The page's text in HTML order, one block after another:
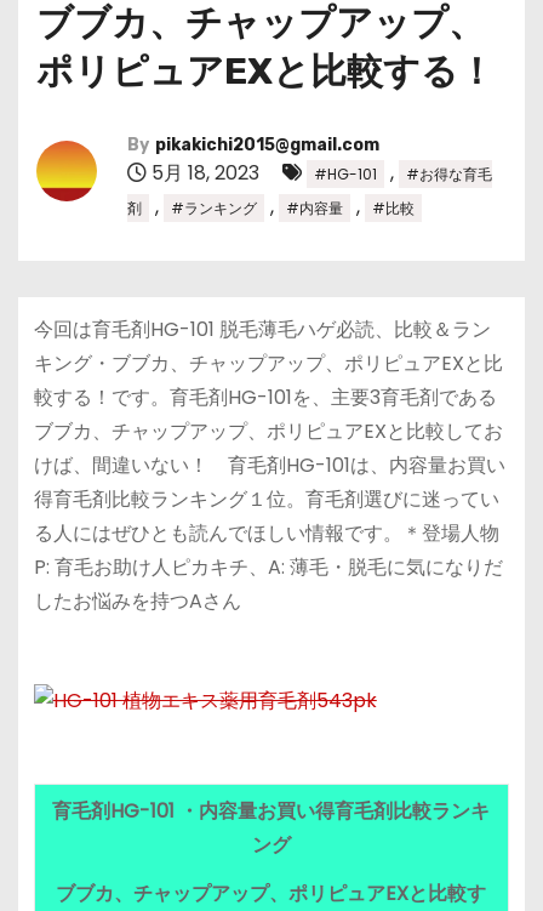
ブブカ、チャップアップ、
ポリピュアEXと比較する！
By pikakichi2015@gmail.com
5月 18, 2023 #HG-101 ,
#お得な育毛
剤
, #ランキング , #内容量 , #比較
今回は育毛剤HG-101 脱毛薄毛ハゲ必読、比較＆ラン
キング・ブブカ、チャップアップ、ポリピュアEXと比
較する！です。育毛剤HG-101を、主要3育毛剤である
ブブカ、チャップアップ、ポリピュアEXと比較してお
けば、間違いない！ 育毛剤HG-101は、内容量お買い
得育毛剤比較ランキング１位。育毛剤選びに迷ってい
る人にはぜひとも読んでほしい情報です。＊登場人物
P: 育毛お助け人ピカキチ、A: 薄毛・脱毛に気になりだ
したお悩みを持つAさん
育毛剤HG-101 ・内容量お買い得育毛剤比較ランキ
ング
ブブカ、チャップアップ、ポリピュアEXと比較す